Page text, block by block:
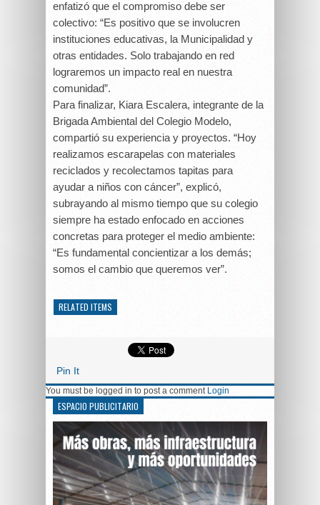
enfatizó que el compromiso debe ser
colectivo: “Es positivo que se involucren
instituciones educativas, la Municipalidad y
otras entidades. Solo trabajando en red
lograremos un impacto real en nuestra
comunidad”.
Para finalizar, Kiara Escalera, integrante de la
Brigada Ambiental del Colegio Modelo,
compartió su experiencia y proyectos. “Hoy
realizamos escarapelas con materiales
reciclados y recolectamos tapitas para
ayudar a niños con cáncer”, explicó,
subrayando al mismo tiempo que su colegio
siempre ha estado enfocado en acciones
concretas para proteger el medio ambiente:
“Es fundamental concientizar a los demás;
somos el cambio que queremos ver”.
RELATED ITEMS
Pin It
You must be logged in to post a comment Login
ESPACIO PUBLICITARIO